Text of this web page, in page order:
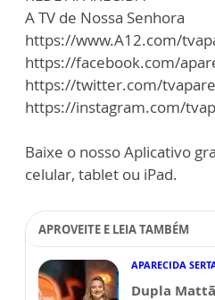
A TV de Nossa Senhora
https://www.A12.com/
https://facebook.com/
https://twitter.com/
https://instagram.com/
Baixe o nosso Aplicativo
celular, tablet ou iPad.
APROVEITE E LEIA TAMBÉM
APARECIDA
Dupla